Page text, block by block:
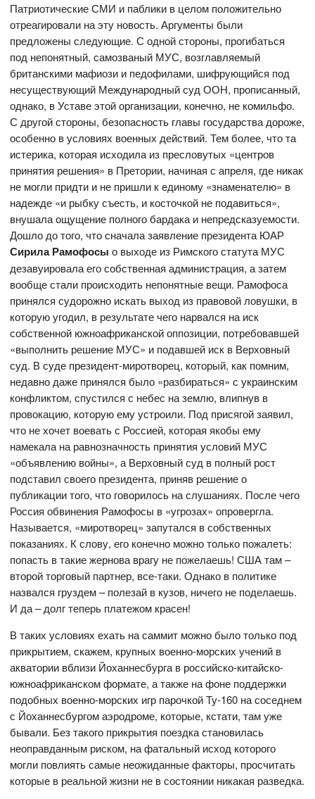
Патриотические СМИ и паблики в целом положительно
отреагировали на эту новость. Аргументы были
предложены следующие. С одной стороны, прогибаться
под непонятный, самозваный МУС, возглавляемый
британскими мафиози и педофилами, шифрующийся под
несуществующий Международный суд ООН, прописанный,
однако, в Уставе этой организации, конечно, не комильфо.
С другой стороны, безопасность главы государства дороже,
особенно в условиях военных действий. Тем более, что та
истерика, которая исходила из пресловутых «центров
принятия решения» в Претории, начиная с апреля, где никак
не могли придти и не пришли к единому «знаменателю» в
надежде «и рыбку съесть, и косточкой не подавиться»,
внушала ощущение полного бардака и непредсказуемости.
Дошло до того, что сначала заявление президента ЮАР
Сирила Рамофосыо выходе из Римского статута МУС
дезавуировала его собственная администрация, а затем
вообще стали происходить непонятные вещи. Рамофоса
принялся судорожно искать выход из правовой ловушки, в
которую угодил, в результате чего нарвался на иск
собственной южноафриканской оппозиции, потребовавшей
«выполнить решение МУС» и подавшей иск в Верховный
суд. В суде президент-миротворец, который, как помним,
недавно даже принялся было «разбираться» с украинским
конфликтом, спустился с небес на землю, влипнув в
провокацию, которую ему устроили. Под присягой заявил,
что не хочет воевать с Россией, которая якобы ему
намекала на равнозначность принятия условий МУС
«объявлению войны», а Верховный суд в полный рост
подставил своего президента, приняв решение о
публикации того, что говорилось на слушаниях. После чего
Россия обвинения Рамофосы в «угрозах» опровергла.
Называется, «миротворец» запутался в собственных
показаниях. К слову, его конечно можно только пожалеть:
попасть в такие жернова врагу не пожелаешь! США там –
второй торговый партнер, все-таки. Однако в политике
назвался груздем – полезай в кузов, ничего не поделаешь.
И да – долг теперь платежом красен!
В таких условиях ехать на саммит можно было только под
прикрытием, скажем, крупных военно-морских учений в
акватории вблизи Йоханнесбурга в российско-китайско-
южноафриканском формате, а также на фоне поддержки
подобных военно-морских игр парочкой Ту-160 на соседнем
с Йоханнесбургом аэродроме, которые, кстати, там уже
бывали. Без такого прикрытия поездка становилась
неоправданным риском, на фатальный исход которого
могли повлиять самые неожиданные факторы, просчитать
которые в реальной жизни не в состоянии никакая разведка.